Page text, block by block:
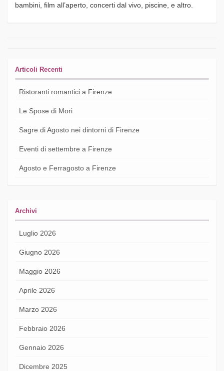
bambini, film all’aperto, concerti dal vivo, piscine, e altro.
Articoli Recenti
Ristoranti romantici a Firenze
Le Spose di Mori
Sagre di Agosto nei dintorni di Firenze
Eventi di settembre a Firenze
Agosto e Ferragosto a Firenze
Archivi
Luglio 2026
Giugno 2026
Maggio 2026
Aprile 2026
Marzo 2026
Febbraio 2026
Gennaio 2026
Dicembre 2025